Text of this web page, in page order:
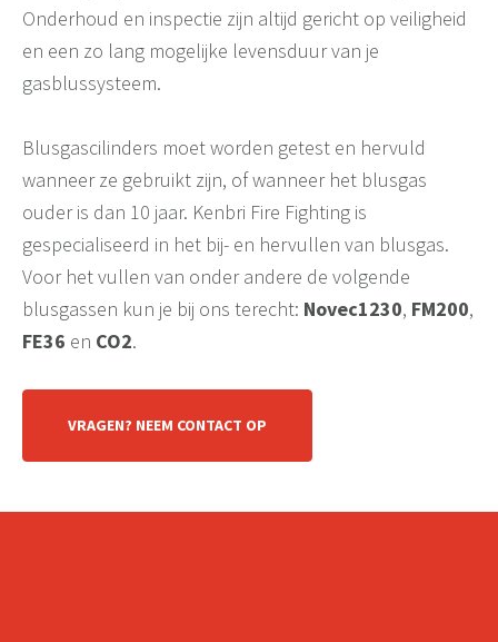
Onderhoud en inspectie zijn altijd gericht op veiligheid
en een zo lang mogelijke levensduur van je
gasblussysteem.
Blusgascilinders moet worden getest en hervuld
wanneer ze gebruikt zijn, of wanneer het blusgas
ouder is dan 10 jaar. Kenbri Fire Fighting is
gespecialiseerd in het bij- en hervullen van blusgas.
Voor het vullen van onder andere de volgende
blusgassen kun je bij ons terecht: Novec1230, FM200,
FE36 en CO2.
VRAGEN? NEEM CONTACT OP